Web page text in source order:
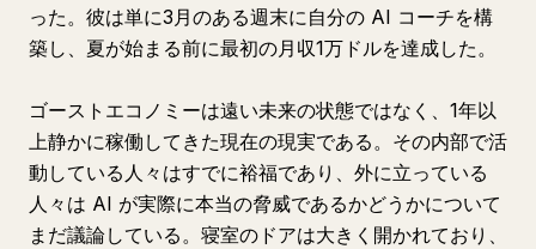
った。彼は単に3月のある週末に自分の AI コーチを構
築し、夏が始まる前に最初の月収1万ドルを達成した。
ゴーストエコノミーは遠い未来の状態ではなく、1年以
上静かに稼働してきた現在の現実である。その内部で活
動している人々はすでに裕福であり、外に立っている
人々は AI が実際に本当の脅威であるかどうかについて
まだ議論している。寝室のドアは大きく開かれており、